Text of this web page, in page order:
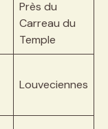
Près du
Carreau du
Temple
Louveciennes